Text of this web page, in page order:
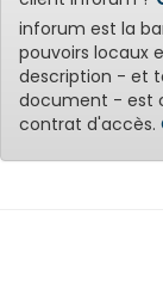
inforum est la
pouvoirs locaux
description - et
document - est
contrat d'accès.